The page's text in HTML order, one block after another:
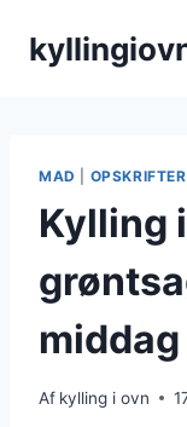
MAD OPSKRIFTER
Kylling
middag
Af kylling i ovn